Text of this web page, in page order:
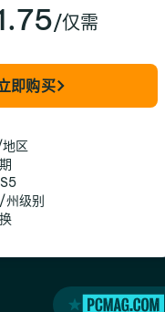
/仅需
即购买
区
州级别